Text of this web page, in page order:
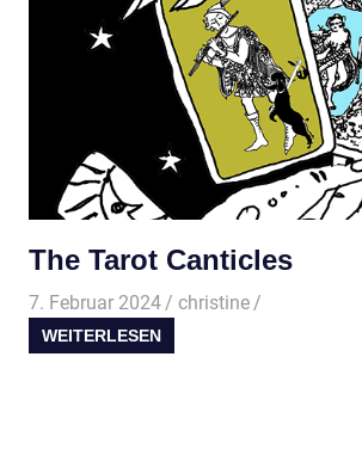
The Tarot Canticles
7. Februar 2024 christine
WEITERLESEN